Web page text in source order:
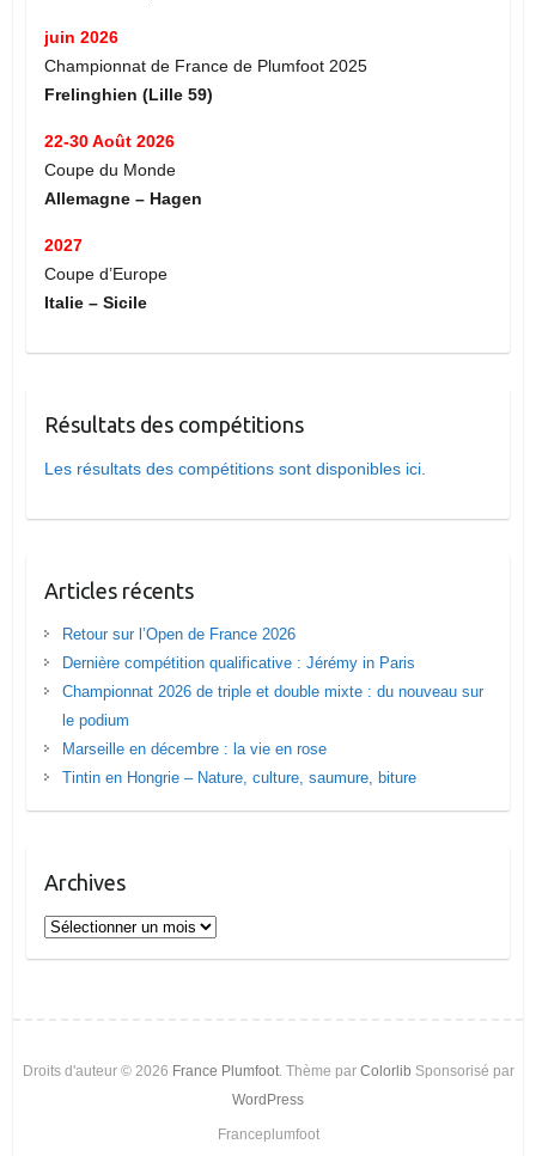
juin 2026
Championnat de France de Plumfoot 2025
Frelinghien (Lille 59)
22-30 Août 2026
Coupe du Monde
Allemagne – Hagen
2027
Coupe d’Europe
Italie – Sicile
Résultats des compétitions
Les résultats des compétitions sont disponibles ici.
Articles récents
Retour sur l’Open de France 2026
Dernière compétition qualificative : Jérémy in Paris
Championnat 2026 de triple et double mixte : du nouveau sur
le podium
Marseille en décembre : la vie en rose
Tintin en Hongrie – Nature, culture, saumure, biture
Archives
Archives
Droits d'auteur © 2026 France Plumfoot. Thème par Colorlib Sponsorisé par
WordPress
Franceplumfoot